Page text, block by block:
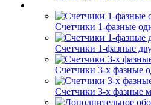
Счетчики 1-фазные
Счетчики 1-фазные
Счетчики 3-х фазные
Счетчики 3-х фазные